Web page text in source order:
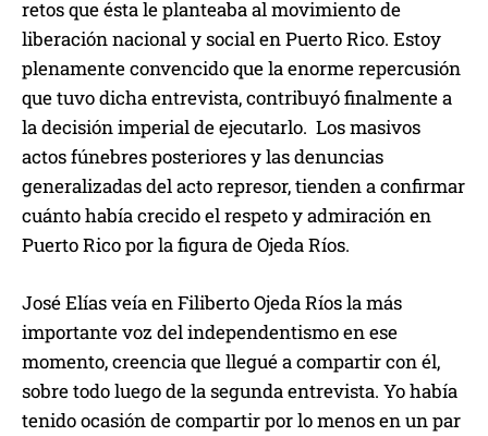
retos que ésta le planteaba al movimiento de
liberación nacional y social en Puerto Rico. Estoy
plenamente convencido que la enorme repercusión
que tuvo dicha entrevista, contribuyó finalmente a
la decisión imperial de ejecutarlo. Los masivos
actos fúnebres posteriores y las denuncias
generalizadas del acto represor, tienden a confirmar
cuánto había crecido el respeto y admiración en
Puerto Rico por la figura de Ojeda Ríos.
José Elías veía en Filiberto Ojeda Ríos la más
importante voz del independentismo en ese
momento, creencia que llegué a compartir con él,
sobre todo luego de la segunda entrevista. Yo había
tenido ocasión de compartir por lo menos en un par